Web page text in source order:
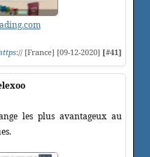
:// [France] [09-12-2020] [#41]
les plus avantageux au